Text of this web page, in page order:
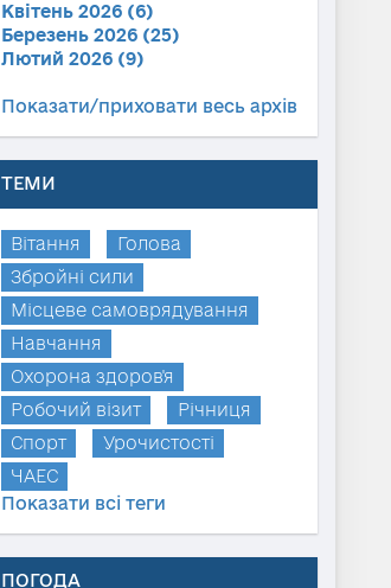
Квітень 2026 (6)
Березень 2026 (25)
Лютий 2026 (9)
Показати/приховати весь архів
ТЕМИ
Вітання
Голова
Збройні сили
Місцеве самоврядування
Навчання
Охорона здоров'я
Робочий візит
Річниця
Спорт
Урочистості
ЧАЕС
Показати всі теги
ПОГОДА